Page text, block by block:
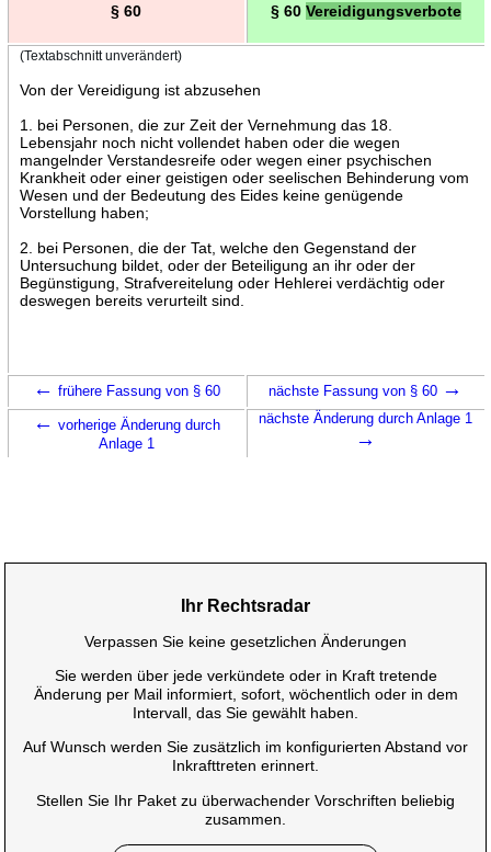
§ 60 § 60 Vereidigungsverbote
(Textabschnitt unverändert)
Von der Vereidigung ist abzusehen
1. bei Personen, die zur Zeit der Vernehmung das 18.
Lebensjahr noch nicht vollendet haben oder die wegen
mangelnder Verstandesreife oder wegen einer psychischen
Krankheit oder einer geistigen oder seelischen Behinderung vom
Wesen und der Bedeutung des Eides keine genügende
Vorstellung haben;
2. bei Personen, die der Tat, welche den Gegenstand der
Untersuchung bildet, oder der Beteiligung an ihr oder der
Begünstigung, Strafvereitelung oder Hehlerei verdächtig oder
deswegen bereits verurteilt sind.
← frühere Fassung von § 60 nächste Fassung von § 60 →
← vorherige Änderung durch
Anlage 1
nächste Änderung durch Anlage 1
→
Ihr Rechtsradar
Verpassen Sie keine gesetzlichen Änderungen
Sie werden über jede verkündete oder in Kraft tretende
Änderung per Mail informiert, sofort, wöchentlich oder in dem
Intervall, das Sie gewählt haben.
Auf Wunsch werden Sie zusätzlich im konfigurierten Abstand vor
Inkrafttreten erinnert.
Stellen Sie Ihr Paket zu überwachender Vorschriften beliebig
zusammen.